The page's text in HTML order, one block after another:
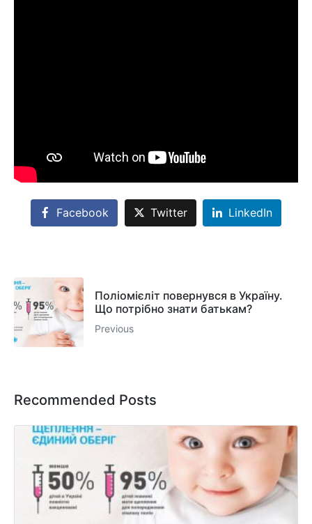
Facebook Twitter LinkedIn
Поліомієліт повернувся в Україну.
Що потрібно знати батькам?
Previous
Recommended Posts